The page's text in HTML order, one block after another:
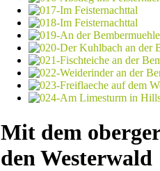
Mit dem
den Westerwald